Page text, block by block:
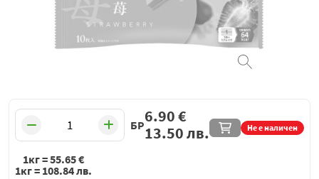
БР Не е наличен
6.90€
13.50лв.
1кг =55.65€
1кг = 108.84лв.